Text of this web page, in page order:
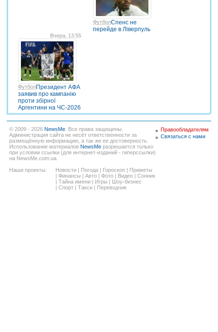
ФутболСпенс не
перейде в Ліверпуль
Вчера, 13:55
ФутболПрезидент АФА
заявив про кампанію
проти збірної
Аргентини на ЧС-2026
© 2009 - 2026 NewsMe . Все права защищены.
Администрация сайта не несёт ответственности за
размещённую информацию, а так же ее достоверность.
Использование материалов NewsMe разрешается только
при условии ссылки (для интернет-изданий - гиперссылки)
на NewsMe.com.ua.
Наши проекты:
Новости Погода Гороскоп
Приметы
Финансы Авто Фото Видео
Сонник
Тайна имени Игры
Шоу-бизнес
Спорт Такси Переводчик
Правообладателям
Связаться с нами